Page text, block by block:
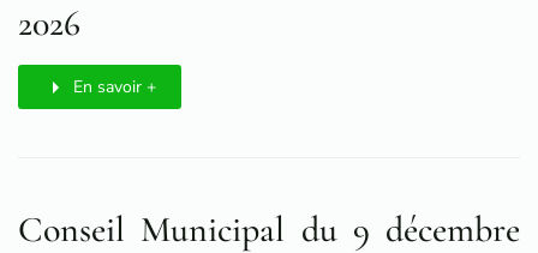
2026
En savoir +
Conseil Municipal du 9 décembre